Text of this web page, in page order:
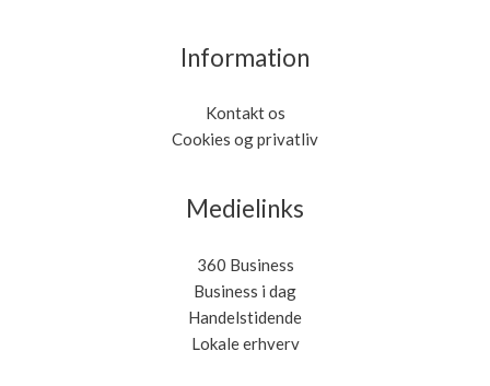
Information
Kontakt os
Cookies og privatliv
Medielinks
360 Business
Business i dag
Handelstidende
Lokale erhverv